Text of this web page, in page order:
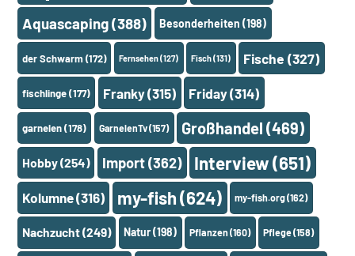
Aquascaping(388) Besonderheiten (198)
der Schwarm(172) Fernsehen(127) Fisch(131) Fische (327)
fischlinge(177) Franky(315) Friday(314)
garnelen(178) GarnelenTv(157) Großhandel (469)
Hobby(254) Import(362) Interview(651)
Kolumne(316) my-fish(624) my-fish.org(162)
Nachzucht(249) Natur(198) Pflanzen(160) Pflege(158)